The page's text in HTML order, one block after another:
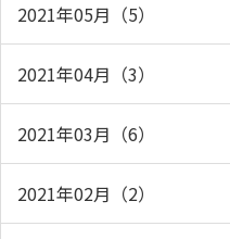
2021年05月（5）
2021年04月（3）
2021年03月（6）
2021年02月（2）